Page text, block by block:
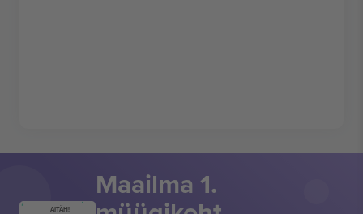
AITÄH!
Maailma 1.